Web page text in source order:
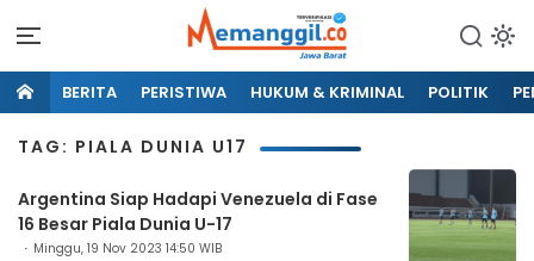
BERITA PERISTIWA HUKUM & KRIMINAL POLITIK
TAG: PIALA DUNIA U17
Argentina Siap Hadapi Venezuela di Fase
16 Besar Piala Dunia U-17
Minggu, 19 Nov 2023 14:50 WIB